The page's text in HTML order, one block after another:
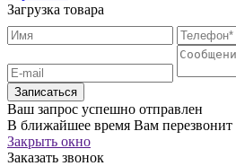
Загрузка товара
Записаться
Ваш запрос успешно отправлен
В ближайшее время Вам
Закрыть окно
Заказать звонок